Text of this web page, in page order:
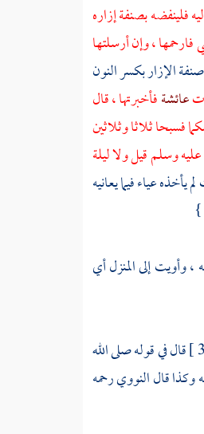
فلينفضه بصنفة إزاره
، وإن أرسلتها
الإزار بكسر النون
عائشةفأخبرتها ، قال
فسبحا ثلاثا وثلاثين
وسلم قيل ولا ليلة
عياء فيما يعانيه
}
وأويت إلى المنزل أي
قال في قوله صلى الله
قالالنوويرحمه